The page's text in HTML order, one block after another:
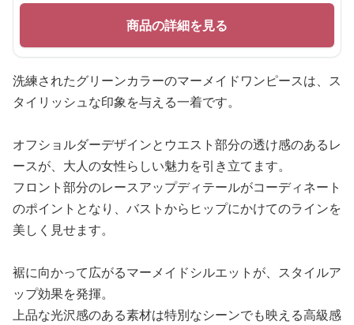
商品の詳細を見る
洗練されたグリーンカラーのマーメイドワンピースは、ス
タイリッシュな印象を与える一着です。
オフショルダーデザインとウエスト部分の透け感のあるレ
ースが、大人の女性らしい魅力を引き立てます。
フロント部分のレースアップディテールがコーディネート
のポイントとなり、バストからヒップにかけてのラインを
美しく見せます。
裾に向かって広がるマーメイドシルエットが、スタイルア
ップ効果を発揮。
上品な光沢感のある素材は特別なシーンでも映える高級感